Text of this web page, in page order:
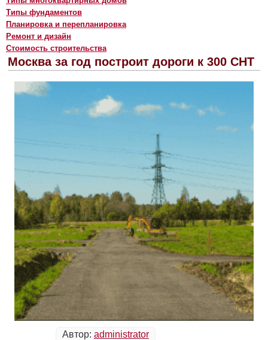
Типы фундаментов
Планировка и перепланировка
Ремонт и дизайн
Стоимость строительства
Москва за год построит дороги к 300 СНТ
Автор: administrator